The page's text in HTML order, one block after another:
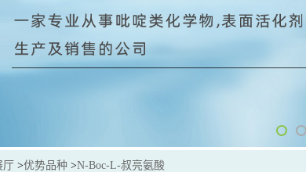
厅 >优势品种 >N-Boc-L-叔亮氨酸